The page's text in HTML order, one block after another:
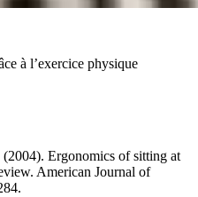
à l’exercice physique
Ergonomics of sitting at
American Journal of